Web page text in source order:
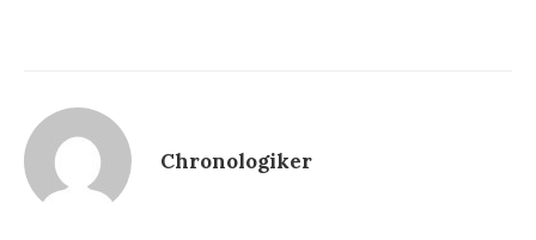
Chronologiker